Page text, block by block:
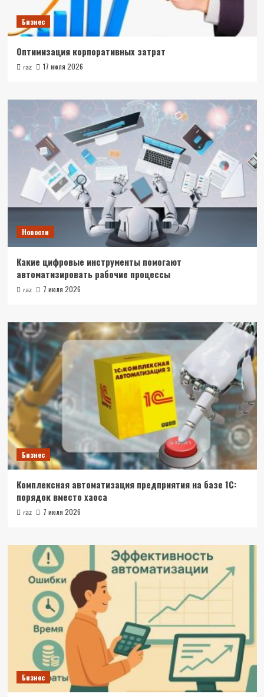
Бизнес
Оптимизация корпоративных затрат
raz 17 июля 2026
Новости
Какие цифровые инструменты помогают
автоматизировать рабочие процессы
raz 7 июля 2026
Бизнес
Комплексная автоматизация предприятия на базе 1С:
порядок вместо хаоса
raz 7 июля 2026
Бизнес